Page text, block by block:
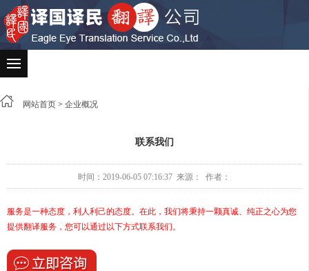
网站首页 > 企业概况
联系我们
时间：2019-06-05 07:16:37 来源： 作者：
服务是一种态度，利人利己的态度。在此，我们将秉持一颗真诚、纯正之心为您
提供翻译服务，您可以通过以下方式联系我们。